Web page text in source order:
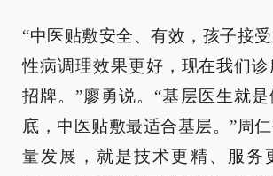
“中医贴敷安全、有效，孩子接
性病调理效果更好，现在我们
招牌。”廖勇说。“基层医生就
底，中医贴敷最适合基层。”周
量发展，就是技术更精、服务